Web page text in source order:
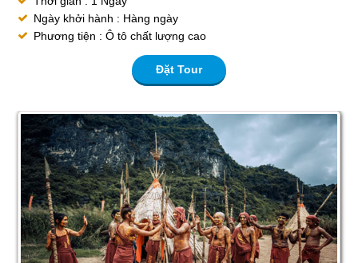
Ngày khởi hành : Hàng ngày
Phương tiện : Ô tô chất lượng cao
Đặt Tour